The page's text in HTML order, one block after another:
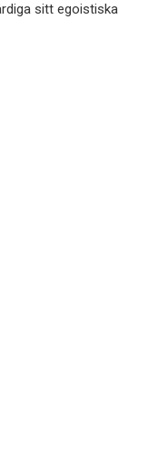
sitt egoistiska